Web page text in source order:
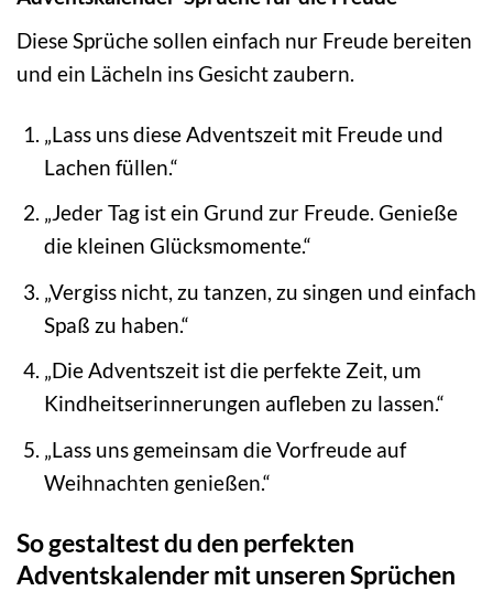
Diese Sprüche sollen einfach nur Freude bereiten
und ein Lächeln ins Gesicht zaubern.
„Lass uns diese Adventszeit mit Freude und
Lachen füllen.“
„Jeder Tag ist ein Grund zur Freude. Genieße
die kleinen Glücksmomente.“
„Vergiss nicht, zu tanzen, zu singen und einfach
Spaß zu haben.“
„Die Adventszeit ist die perfekte Zeit, um
Kindheitserinnerungen aufleben zu lassen.“
„Lass uns gemeinsam die Vorfreude auf
Weihnachten genießen.“
So gestaltest du den perfekten
Adventskalender mit unseren Sprüchen